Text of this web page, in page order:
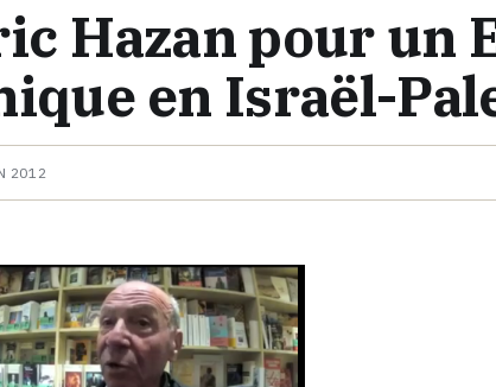
Hazan pour un
en Israël-
2012